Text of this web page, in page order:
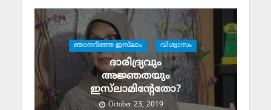
ഞാനറിഞ്ഞ ഇസ്‌ലാം വിശ്വാസം
ദാരിദ്ര്യവും
അജ്ഞതയും
ഇസ്‌ലാമിന്റേതോ?
October 23, 2019